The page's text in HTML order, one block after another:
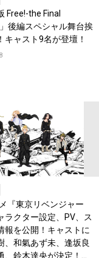
Free!-the Final
後編スペシャル舞台挨
キャスト9名が登壇！
『東京リベンジャー
ラクター設定、PV、ス
報を公開！キャストに
、和氣あず未、逢坂良
、鈴木達央が決定！放